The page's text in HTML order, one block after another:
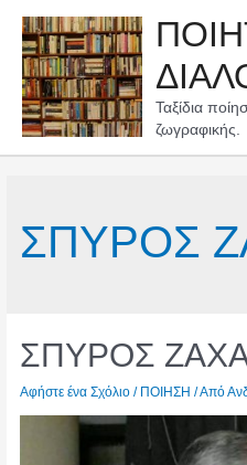
περιεχόμενο
Ταξίδια
ζωγραφικής.
ΣΠΥΡΟΣ
ΣΠΥΡΟΣ
Αφήστε ένα Σχόλιο / ΠΟΙΗΣΗ / Από